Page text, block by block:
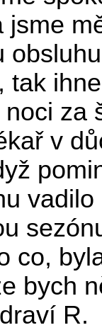
jsme
tak
za
v
co,
bych
R.